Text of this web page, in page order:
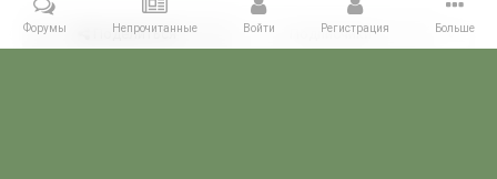
Поделиться Подписчики 0
Форумы Непрочитанные Войти Регистрация Больше